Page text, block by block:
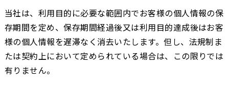
当社は、利用目的に必要な範囲内でお客様の個人情報の保
存期間を定め、保存期間経過後又は利用目的達成後はお客
様の個人情報を遅滞なく消去いたします。但し、法規制ま
たは契約上において定められている場合は、この限りでは
有りません。